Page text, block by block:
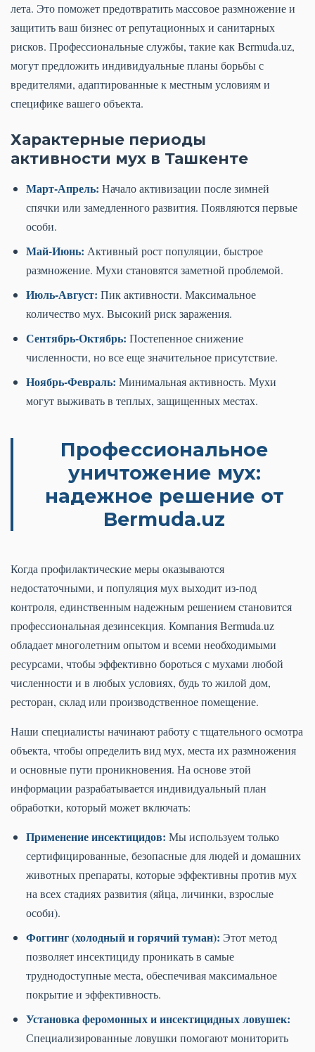
лета. Это поможет предотвратить массовое размножение и
защитить ваш бизнес от репутационных и санитарных
рисков. Профессиональные службы, такие как Bermuda.uz,
могут предложить индивидуальные планы борьбы с
вредителями, адаптированные к местным условиям и
специфике вашего объекта.
Характерные периоды
активности мух в Ташкенте
Март-Апрель: Начало активизации после зимней
спячки или замедленного развития. Появляются первые
особи.
Май-Июнь: Активный рост популяции, быстрое
размножение. Мухи становятся заметной проблемой.
Июль-Август: Пик активности. Максимальное
количество мух. Высокий риск заражения.
Сентябрь-Октябрь: Постепенное снижение
численности, но все еще значительное присутствие.
Ноябрь-Февраль: Минимальная активность. Мухи
могут выживать в теплых, защищенных местах.
Профессиональное
уничтожение мух:
надежное решение от
Bermuda.uz
Когда профилактические меры оказываются
недостаточными, и популяция мух выходит из-под
контроля, единственным надежным решением становится
профессиональная дезинсекция. Компания Bermuda.uz
обладает многолетним опытом и всеми необходимыми
ресурсами, чтобы эффективно бороться с мухами любой
численности и в любых условиях, будь то жилой дом,
ресторан, склад или производственное помещение.
Наши специалисты начинают работу с тщательного осмотра
объекта, чтобы определить вид мух, места их размножения
и основные пути проникновения. На основе этой
информации разрабатывается индивидуальный план
обработки, который может включать:
Применение инсектицидов: Мы используем только
сертифицированные, безопасные для людей и домашних
животных препараты, которые эффективны против мух
на всех стадиях развития (яйца, личинки, взрослые
особи).
Фоггинг (холодный и горячий туман): Этот метод
позволяет инсектициду проникать в самые
труднодоступные места, обеспечивая максимальное
покрытие и эффективность.
Установка феромонных и инсектицидных ловушек:
Специализированные ловушки помогают мониторить